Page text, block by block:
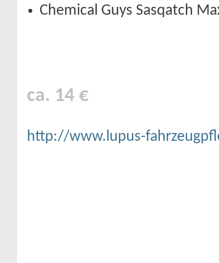
Chemical Guys Sasqatch
ca. 14 €
http://www.lupus-